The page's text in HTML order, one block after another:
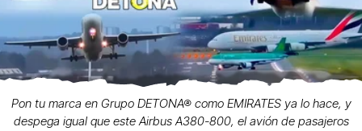
Pon tu marca en Grupo DETONA® como EMIRATES ya lo hace, y
despega igual que este Airbus A380-800, el avión de pasajeros